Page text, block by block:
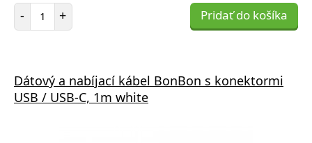
- Počet položiek
+ Pridať do košíka
Dátový a nabíjací kábel BonBon s konektormi
USB / USB-C, 1m white